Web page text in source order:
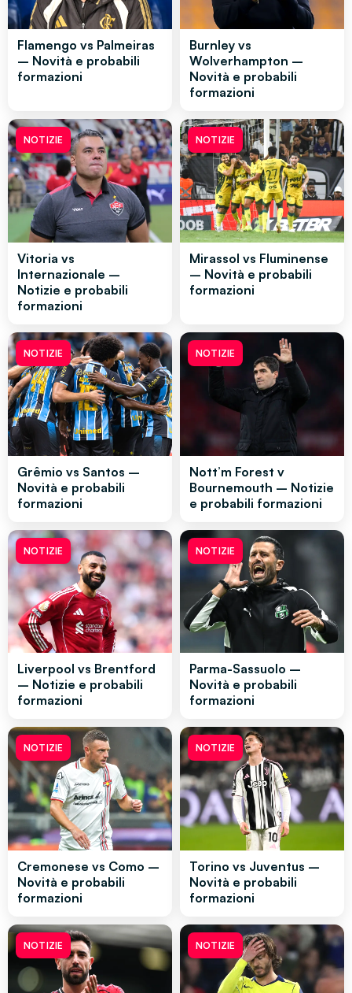
Flamengo vs Palmeiras
– Novità e probabili
formazioni
Burnley vs
Wolverhampton –
Novità e probabili
formazioni
NOTIZIE
Vitoria vs
Internazionale –
Notizie e probabili
formazioni
NOTIZIE
Mirassol vs Fluminense
– Novità e probabili
formazioni
NOTIZIE
Grêmio vs Santos –
Novità e probabili
formazioni
NOTIZIE
Nott’m Forest v
Bournemouth – Notizie
e probabili formazioni
NOTIZIE
Liverpool vs Brentford
– Notizie e probabili
formazioni
NOTIZIE
Parma-Sassuolo –
Novità e probabili
formazioni
NOTIZIE
Cremonese vs Como –
Novità e probabili
formazioni
NOTIZIE
Torino vs Juventus –
Novità e probabili
formazioni
NOTIZIE NOTIZIE